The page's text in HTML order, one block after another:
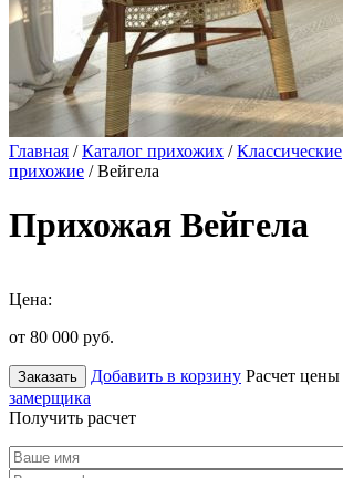
Главная /Каталог прихожих /Классические
прихожие / Вейгела
Прихожая Вейгела
Цена:
от 80 000 руб.
Заказать Добавить в корзину Расчет цены
замерщика
Получить расчет